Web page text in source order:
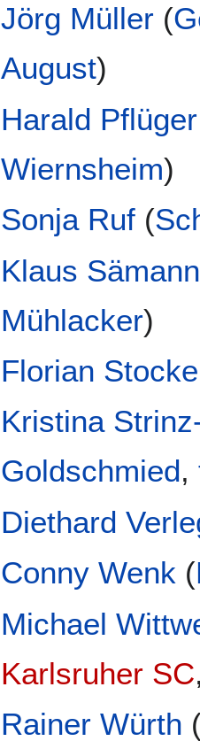
Jörg Müller (
August)
Harald Pflüger
Wiernsheim)
Sonja Ruf (
Klaus Sämann
Mühlacker)
Florian
Kristina
Goldschmied,
Diethard
Conny Wenk (
Michael
Karlsruher SC
Rainer Würth